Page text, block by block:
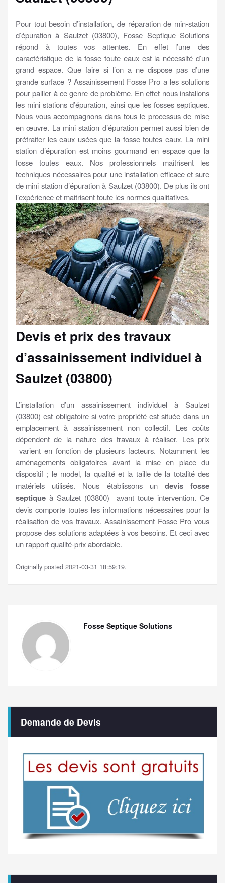
Pour tout besoin d’installation, de réparation de min-station
d’épuration à Saulzet (03800), Fosse Septique Solutions
répond à toutes vos attentes. En effet l’une des
caractéristique de la fosse toute eaux est la nécessité d’un
grand espace. Que faire si l’on a ne dispose pas d’une
grande surface ? Assainissement Fosse Pro a les solutions
pour pallier à ce genre de problème. En effet nous installons
les mini stations d’épuration, ainsi que les fosses septiques.
Nous vous accompagnons dans tous le processus de mise
en œuvre. La mini station d’épuration permet aussi bien de
prétraiter les eaux usées que la fosse toutes eaux. La mini
station d’épuration est moins gourmand en espace que la
fosse toutes eaux. Nos professionnels maitrisent les
techniques nécessaires pour une installation efficace et sure
de mini station d’épuration à Saulzet (03800). De plus ils ont
l’expérience et maitrisent toute les normes qualitatives.
Devis et prix des travaux
d’assainissement individuel à
Saulzet (03800)
L’installation d’un assainissement individuel à Saulzet
(03800) est obligatoire si votre propriété est située dans un
emplacement à assainissement non collectif. Les coûts
dépendent de la nature des travaux à réaliser. Les prix
varient en fonction de plusieurs facteurs. Notamment les
aménagements obligatoires avant la mise en place du
dispositif ; le model, la qualité et la taille de la totalité des
matériels utilisés. Nous établissons un devis fosse
septique à Saulzet (03800) avant toute intervention. Ce
devis comporte toutes les informations nécessaires pour la
réalisation de vos travaux. Assainissement Fosse Pro vous
propose des solutions adaptées à vos besoins. Et ceci avec
un rapport qualité-prix abordable.
Originally posted 2021-03-31 18:59:19.
Fosse Septique Solutions
Demande de Devis